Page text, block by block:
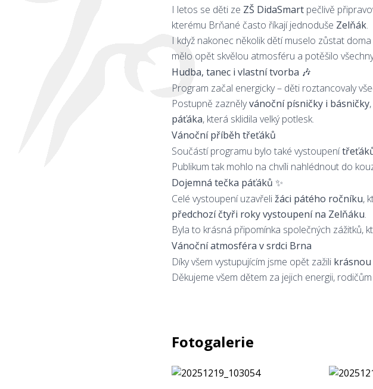
I letos se děti ze ZŠ DidaSmart pečlivě
kterému Brňané často říkají jednoduše Zelňák.
I když nakonec několik dětí muselo zůstat
mělo opět skvělou atmosféru a potěšilo
Hudba, tanec i vlastní tvorba 🎶
Program začal energicky – děti roztancovaly
Postupně zaznělyvánoční písničky i básničky
páťáka, která sklidila velký potlesk.
Vánoční příběh třeťáků
Součástí programu bylo také vystoupení
Publikum tak mohlo na chvíli nahlédnout do
Dojemná tečka páťáků ✨
Celé vystoupení uzavřeližáci pátého ročníku,
předchozí čtyři roky vystoupení na Zelňáku.
Byla to krásná připomínka společných zážitků,
Vánoční atmosféra v srdci Brna
Díky všem vystupujícím jsme opět zažili
Děkujeme všem dětem za jejich energii,
Fotogalerie